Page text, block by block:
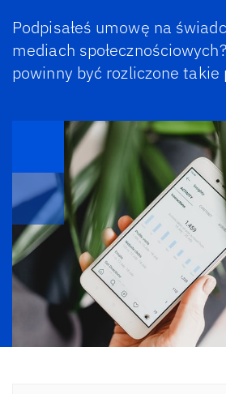
Podpisałeś umowę na
mediach
powinny być rozliczone takie